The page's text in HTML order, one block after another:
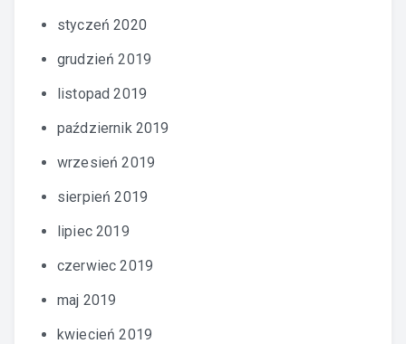
styczeń 2020
grudzień 2019
listopad 2019
październik 2019
wrzesień 2019
sierpień 2019
lipiec 2019
czerwiec 2019
maj 2019
kwiecień 2019